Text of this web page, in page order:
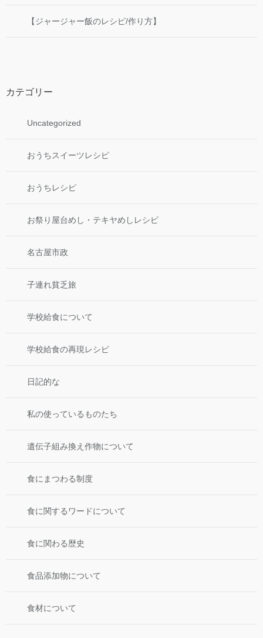
【ジャージャー飯のレシピ/作り方】
カテゴリー
Uncategorized
おうちスイーツレシピ
おうちレシピ
お祭り屋台めし・テキヤめしレシピ
名古屋市政
子連れ貧乏旅
学校給食について
学校給食の再現レシピ
日記的な
私の使っているものたち
遺伝子組み換え作物について
食にまつわる制度
食に関するワードについて
食に関わる歴史
食品添加物について
食材について